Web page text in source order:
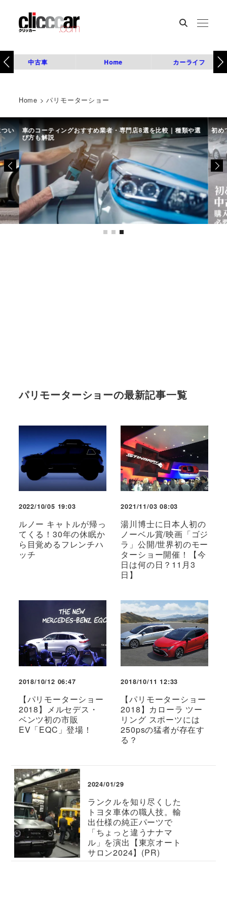
中古車 Home カーライフ
Home >パリモーターショー
い 車のコーティングおすすめ業者・専門店8選を比較｜種類や選
び方も解説
初め
パリモーターショーの最新記事一覧
2022/10/05 19:03
ルノー キャトルが帰っ
てくる！30年の休眠か
ら目覚めるフレンチハ
ッチ
2021/11/03 08:03
湯川博士に日本人初の
ノーベル賞/映画「ゴジ
ラ」公開/世界初のモー
ターショー開催！【今
日は何の日？11月3
日】
2018/10/12 06:47
【パリモーターショー
2018】メルセデス・
ベンツ初の市販
EV「EQC」登場！
2018/10/11 12:33
【パリモーターショー
2018】カローラ ツー
リング スポーツには
250psの猛者が存在す
る？
2024/01/29
ランクルを知り尽くした
トヨタ車体の職人技。輸
出仕様の純正パーツで
「ちょっと違うナナマ
ル」を演出【東京オート
サロン2024】(PR)